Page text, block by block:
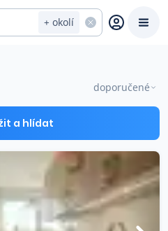
+ okolí
Brno-venkov
doporučené
a hlídat